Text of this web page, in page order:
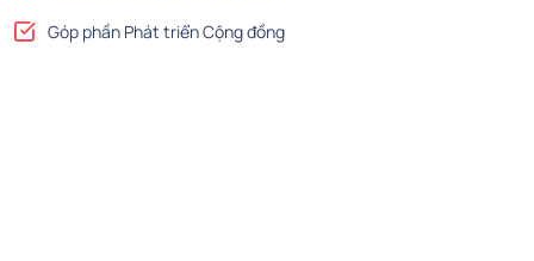
Góp phần Phát triển Cộng đồng